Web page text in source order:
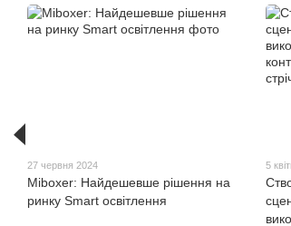
27 червня 2024
Miboxer: Найдешевше рішення на
ринку Smart освітлення
5